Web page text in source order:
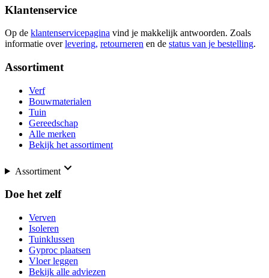
Klantenservice
Op de klantenservicepagina vind je makkelijk antwoorden. Zoals
informatie over levering, retourneren en de status van je bestelling.
Assortiment
Verf
Bouwmaterialen
Tuin
Gereedschap
Alle merken
Bekijk het assortiment
Assortiment
Doe het zelf
Verven
Isoleren
Tuinklussen
Gyproc plaatsen
Vloer leggen
Bekijk alle adviezen